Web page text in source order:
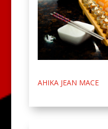
AHIKA JEAN MACE